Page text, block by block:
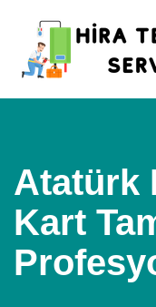
Atatürk
Kart